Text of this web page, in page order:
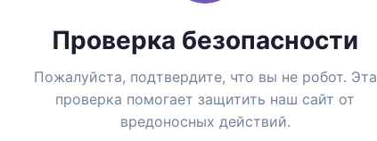
Проверка безопасности
Пожалуйста, подтвердите, что вы не робот. Эта
проверка помогает защитить наш сайт от
вредоносных действий.